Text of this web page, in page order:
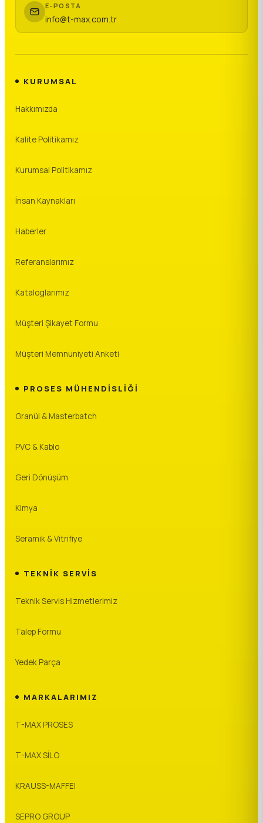
E-POSTA
info@t-max.com.tr
KURUMSAL
Hakkımızda
Kalite Politikamız
Kurumsal Politikamız
İnsan Kaynakları
Haberler
Referanslarımız
Kataloglarımız
Müşteri Şikayet Formu
Müşteri Memnuniyeti Anketi
PROSES MÜHENDISLIĞI
Granül & Masterbatch
PVC & Kablo
Geri Dönüşüm
Kimya
Seramik & Vitrifiye
TEKNIK SERVIS
Teknik Servis Hizmetlerimiz
Talep Formu
Yedek Parça
MARKALARIMIZ
T-MAX PROSES
T-MAX SİLO
KRAUSS-MAFFEI
SEPRO GROUP